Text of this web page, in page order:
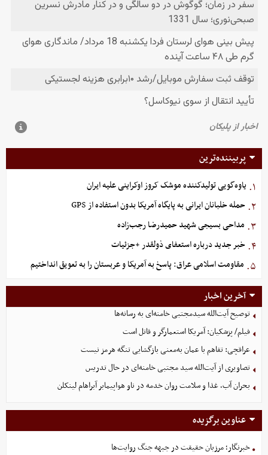
پربیننده‌ترین
۱. یاوه‌گویی تولیدکننده موشک کروز اوکراینی علیه ایران
۲. حمله خلبانان ایرانی به پایگاه آمریکا بدون استفاده از GPS
۳. مداحی بسیجی شهید حمیدرضا رجب‌زاده
۴. خبر جدید درباره استعفای ذولقدر +جزئیات
۵. مقاومت اسلامی عراق: پاسخ به آمریکا و عربستان را به تعویق انداختیم
آخرین اخبار
توصیح آیت‌الله سیدمجتبی خامنه‌ای به رسانه‌ها
فیلم/ پزشکیان: آمریکا استعمارگر و قاتل است
عراقچی: تفاهم با عمان به‌معنی بازگشایی تنگه هرمز نیست
تصاویری از آیت‌الله سید مجتبی خامنه‌ای در حال تدریس
بحران آب، غذا و سلامت روان خدمه در ناو هواپیمابر آبراهام لینکلن
عناوین برگزیده
خبرنگار؛ مرزبان حقیقت در جبهه جنگ روایت‌ها